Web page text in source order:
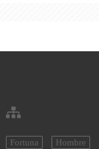
Fortuna Hombre